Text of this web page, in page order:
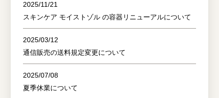
2025/11/21
スキンケア モイストゾル の容器リニューアルについて
2025/03/12
通信販売の送料規定変更について
2025/07/08
夏季休業について